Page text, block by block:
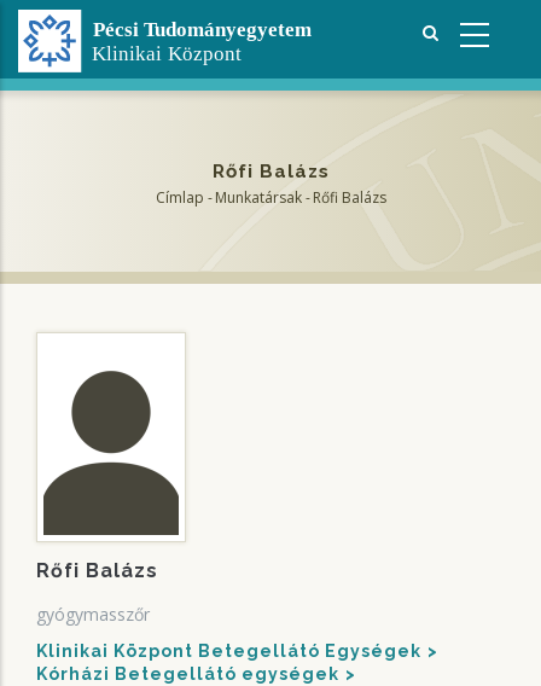
Ugrás
tartalomra
Rőfi Balázs
Címlap - Munkatársak - Rőfi Balázs
Rőfi Balázs
gyógymasszőr
Klinikai Központ Betegellátó Egységek
Kórházi Betegellátó egységek